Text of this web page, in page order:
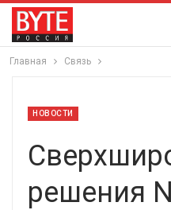
Главная Связь
НОВОСТИ
решения